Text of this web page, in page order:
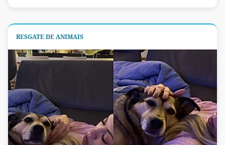
RESGATE DE ANIMAIS